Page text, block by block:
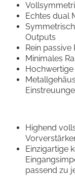
Echtes dual
Outputs
Rein passive
Minimales
Highend
Einzigartige
passend zu